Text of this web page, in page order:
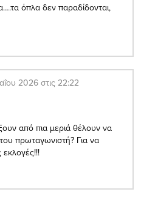
όπλα δεν παραδίδονται,
2026 στις 22:22
από πια μεριά θέλουν να
πρωταγωνιστή? Για να
εκλογές!!!